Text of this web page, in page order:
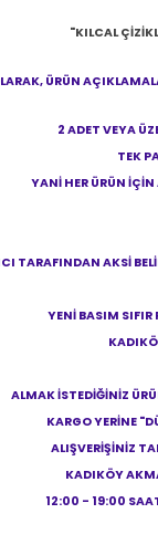
"KILCAL
ÜRÜN
2 ADET VEYA
TEK
YANİ HER ÜRÜN
TARAFINDAN AKSİ
YENİ BASIM SIFIR
ALMAK İSTEDİĞİNİZ
KARGO YERİNE
ALIŞVERİŞİNİZ
KADIKÖY
12:00 - 19:00